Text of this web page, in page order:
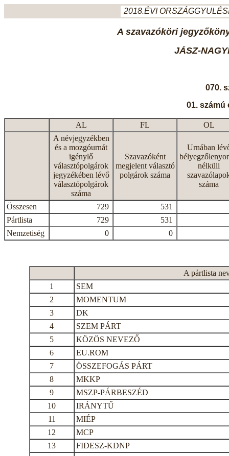
2018.ÉVI
A szavazóköri
JÁSZ-
070.
01. számú
AL FL
OL
A névjegyzékben
és a mozgóurnát
igénylő
választópolgárok
jegyzékében lévő
választópolgárok
száma
Szavazóként
megjelent választó
polgárok száma
Urnában
nélküli
száma
Összesen 729
531
Pártlista
729
531
Nemzetiség
0 0
A pártlista
1
SEM
2
MOMENTUM
3
DK
4
SZEM PÁRT
5
KÖZÖS NEVEZŐ
6
EU.ROM
7
ÖSSZEFOGÁS PÁRT
8
MKKP
9
MSZP-PÁRBESZÉD
10
IRÁNYTŰ
11
MIÉP
12
MCP
13
FIDESZ-KDNP